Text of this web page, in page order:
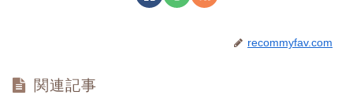
recommyfav.com
関連記事